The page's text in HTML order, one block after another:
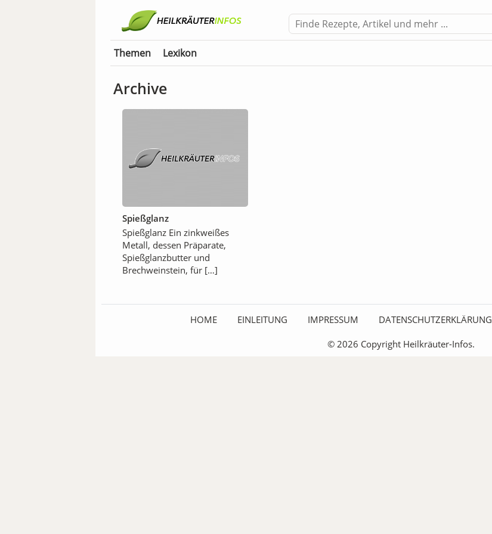
Themen Lexikon
Archive
Spießglanz
Spießglanz Ein zinkweißes
Metall, dessen Präparate,
Spießglanzbutter und
Brechweinstein, für […]
HOME EINLEITUNG IMPRESSUM DATENSCHUTZERKLÄRUNG
© 2026 Copyright Heilkräuter-Infos.